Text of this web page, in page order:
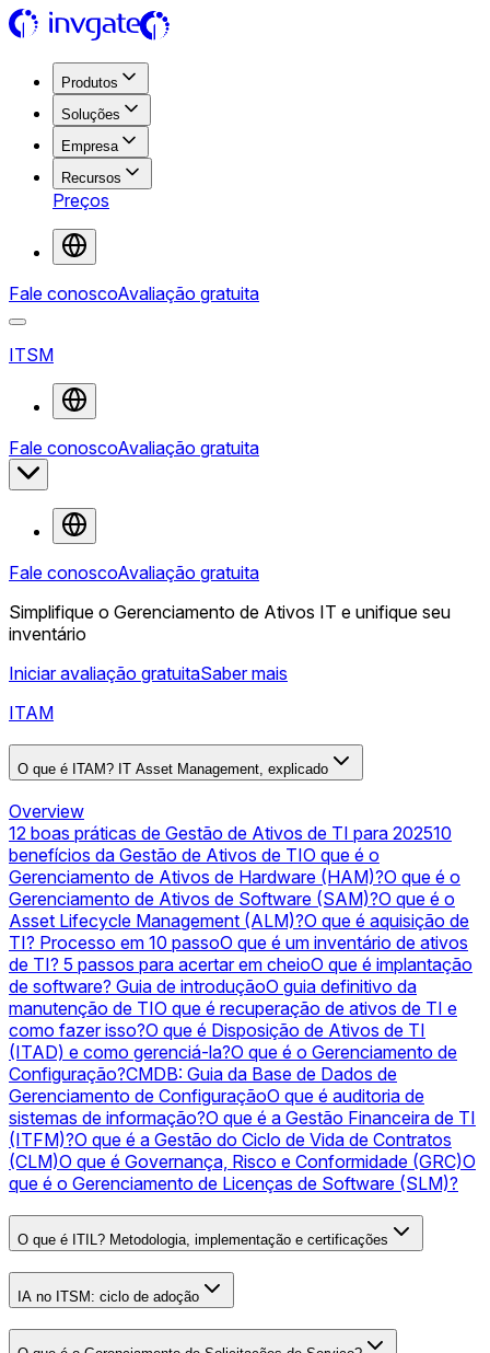
Produtos
Soluções
Empresa
Recursos
Preços
Fale conoscoAvaliação gratuita
ITSM
Fale conoscoAvaliação gratuita
Fale conoscoAvaliação gratuita
Simplifique o Gerenciamento de Ativos IT e unifique seu
inventário
Iniciar avaliação gratuitaSaber mais
ITAM
O que é ITAM? IT Asset Management, explicado
Overview
12 boas práticas de Gestão de Ativos de TI para 202510
benefícios da Gestão de Ativos de TIO que é o
Gerenciamento de Ativos de Hardware (HAM)?O que é o
Gerenciamento de Ativos de Software (SAM)?O que é o
Asset Lifecycle Management (ALM)?O que é aquisição de
TI? Processo em 10 passoO que é um inventário de ativos
de TI? 5 passos para acertar em cheioO que é implantação
de software? Guia de introduçãoO guia definitivo da
manutenção de TIO que é recuperação de ativos de TI e
como fazer isso?O que é Disposição de Ativos de TI
(ITAD) e como gerenciá-la?O que é o Gerenciamento de
Configuração?CMDB: Guia da Base de Dados de
Gerenciamento de ConfiguraçãoO que é auditoria de
sistemas de informação?O que é a Gestão Financeira de TI
(ITFM)?O que é a Gestão do Ciclo de Vida de Contratos
(CLM)O que é Governança, Risco e Conformidade (GRC)O
que é o Gerenciamento de Licenças de Software (SLM)?
O que é ITIL? Metodologia, implementação e certificações
IA no ITSM: ciclo de adoção